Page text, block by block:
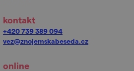
kontakt
+420 739 389 094
vez@znojemskabeseda.cz
online